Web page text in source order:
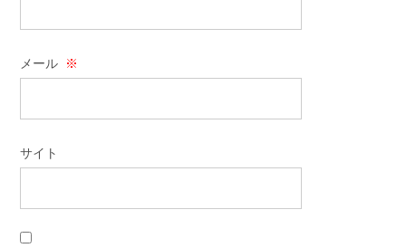
メール ※
サイト